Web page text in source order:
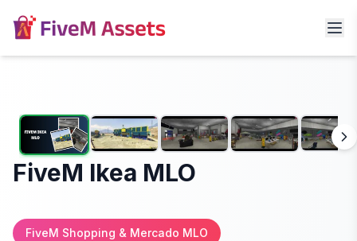
FiveM Ikea MLO
FiveM Shopping & Mercado MLO